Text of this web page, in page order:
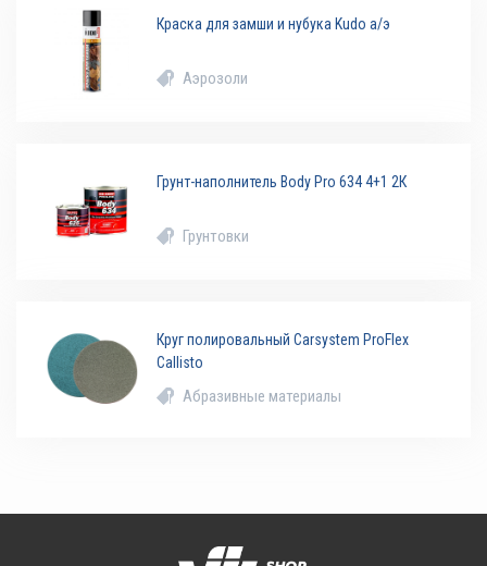
Краска для замши и нубука Kudo а/э
Аэрозоли
Грунт-наполнитель Body Pro 634 4+1 2К
Грунтовки
Круг полировальный Carsystem ProFlex
Callisto
Абразивные материалы